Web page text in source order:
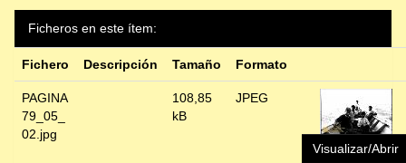
Ficheros en este ítem:
Fichero Descripción Tamaño Formato
PAGINA
79_05_
02.jpg
108,85
kB
JPEG
Visualizar/Abrir